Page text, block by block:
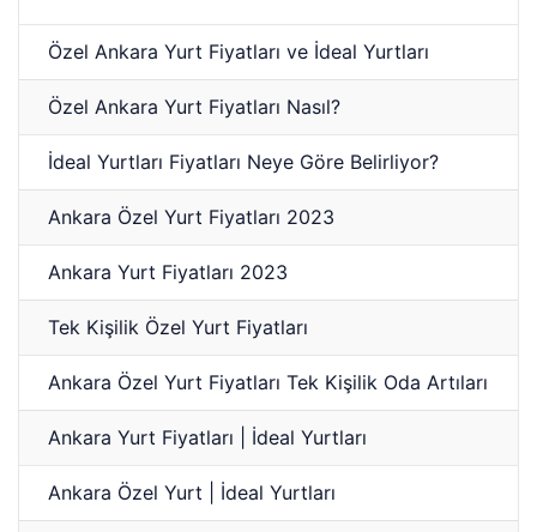
Özel Ankara Yurt Fiyatları ve İdeal Yurtları
Özel Ankara Yurt Fiyatları Nasıl?
İdeal Yurtları Fiyatları Neye Göre Belirliyor?
Ankara Özel Yurt Fiyatları 2023
Ankara Yurt Fiyatları 2023
Tek Kişilik Özel Yurt Fiyatları
Ankara Özel Yurt Fiyatları Tek Kişilik Oda Artıları
Ankara Yurt Fiyatları | İdeal Yurtları
Ankara Özel Yurt | İdeal Yurtları